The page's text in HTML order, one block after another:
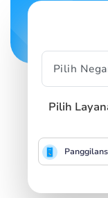
Pilih
Panggilans